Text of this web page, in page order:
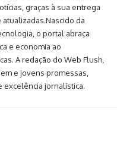
graças à sua entrega
da
o portal abraça
e economia ao
A redação do Web Flush,
e jovens promessas,
excelência jornalística.